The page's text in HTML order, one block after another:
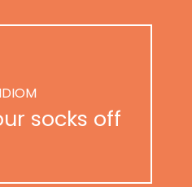
socks off